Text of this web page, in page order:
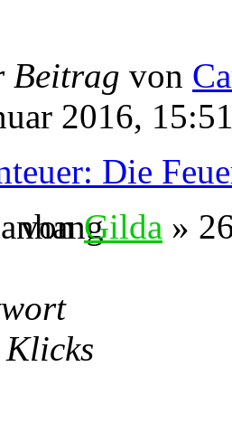
Beitrag von
2016,
Die
vonGilda »
Klicks